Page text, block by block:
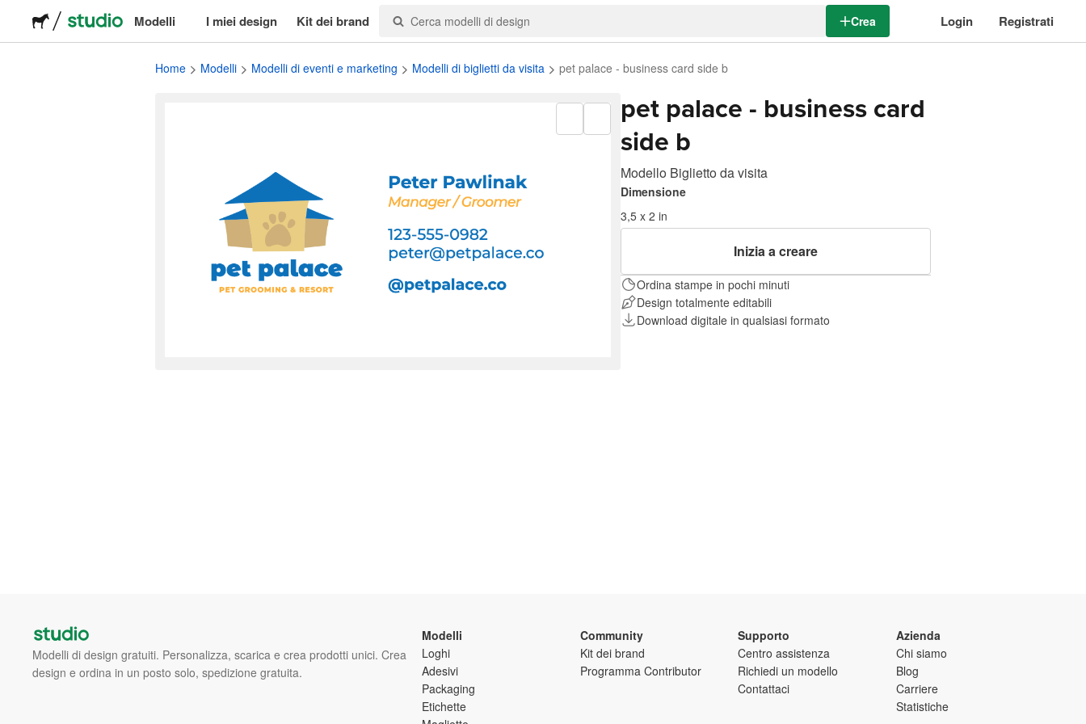
Modelli I miei design Kit dei brand Crea Login Registrati
Home Modelli Modelli di eventi e marketing Modelli di biglietti da visita pet palace - business card side b
pet palace - business card
side b
Modello Biglietto da visita
Dimensione
3,5 x 2 in
Inizia a creare
Ordina stampe in pochi minuti
Design totalmente editabili
Download digitale in qualsiasi formato
Modelli di design gratuiti. Personalizza, scarica e crea prodotti unici. Crea
design e ordina in un posto solo, spedizione gratuita.
Modelli
Loghi
Adesivi
Packaging
Etichette
Community
Kit dei brand
Programma Contributor
Supporto
Centro assistenza
Richiedi un modello
Contattaci
Azienda
Chi siamo
Blog
Carriere
Statistiche